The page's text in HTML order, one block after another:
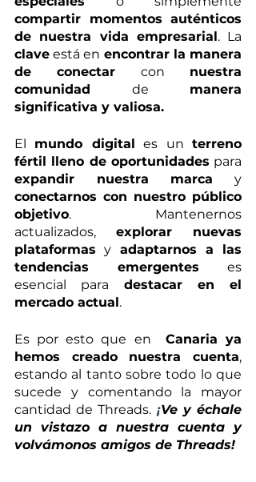
compartir momentos auténticos
de nuestra vida empresarial
clave está en encontrar la manera
de conectar con nuestra
comunidad de manera
significativa y valiosa.
El mundo digital es un terreno
fértil lleno de oportunidades
expandir nuestra marca
conectarnos con nuestro público
objetivo. Mantenernos
actualizados, explorar nuevas
plataformas y adaptarnos a las
tendencias emergentes es
esencial para destacar en el
mercado actual.
Es por esto que en Canaria ya
hemos creado nuestra cuenta,
estando al tanto sobre todo lo que
sucede y comentando la mayor
cantidad de Threads. ¡Ve y échale
un vistazo a nuestra cuenta y
volvámonos amigos de Threads!